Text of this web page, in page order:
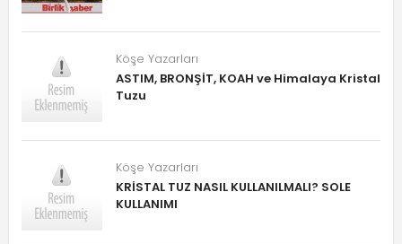
Köşe Yazarları
ASTIM, BRONŞİT, KOAH ve Himalaya Kristal
Tuzu
Köşe Yazarları
KRİSTAL TUZ NASIL KULLANILMALI? SOLE
KULLANIMI